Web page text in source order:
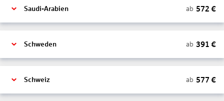
Saudi-Arabien ab 572 €
Schweden ab 391 €
Schweiz ab 577 €